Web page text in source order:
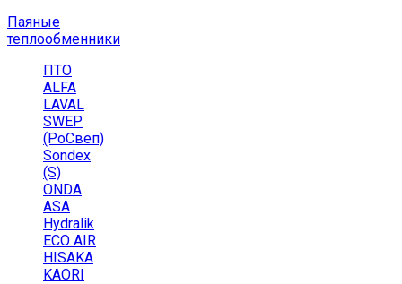
Паяные
теплообменники
ПТО
ALFA
LAVAL
SWEP
(РоСвеп)
Sondex
(S)
ONDA
ASA
Hydralik
ECO AIR
HISAKA
KAORI